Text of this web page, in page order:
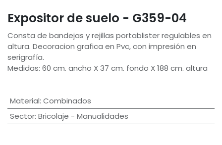
Expositor de suelo - G359-04
Consta de bandejas y rejillas portablister regulables en
altura. Decoracion grafica en Pvc, con impresión en
serigrafía.
Medidas: 60 cm. ancho X 37 cm. fondo X 188 cm. altura
Material: Combinados
Sector: Bricolaje - Manualidades